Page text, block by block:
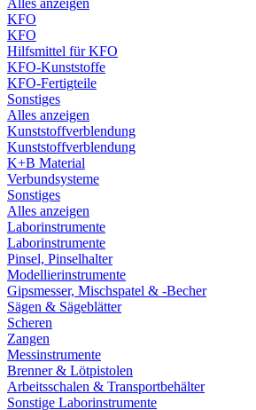
Alles anzeigen
KFO
KFO
Hilfsmittel für KFO
KFO-Kunststoffe
KFO-Fertigteile
Sonstiges
Alles anzeigen
Kunststoffverblendung
Kunststoffverblendung
K+B Material
Verbundsysteme
Sonstiges
Alles anzeigen
Laborinstrumente
Laborinstrumente
Pinsel, Pinselhalter
Modellierinstrumente
Gipsmesser, Mischspatel & -Becher
Sägen & Sägeblätter
Scheren
Zangen
Messinstrumente
Brenner & Lötpistolen
Arbeitsschalen & Transportbehälter
Sonstige Laborinstrumente